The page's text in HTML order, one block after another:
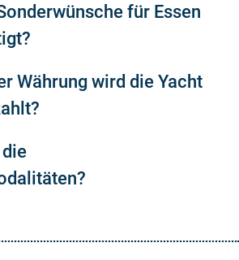
für Essen
Währung wird die Yacht